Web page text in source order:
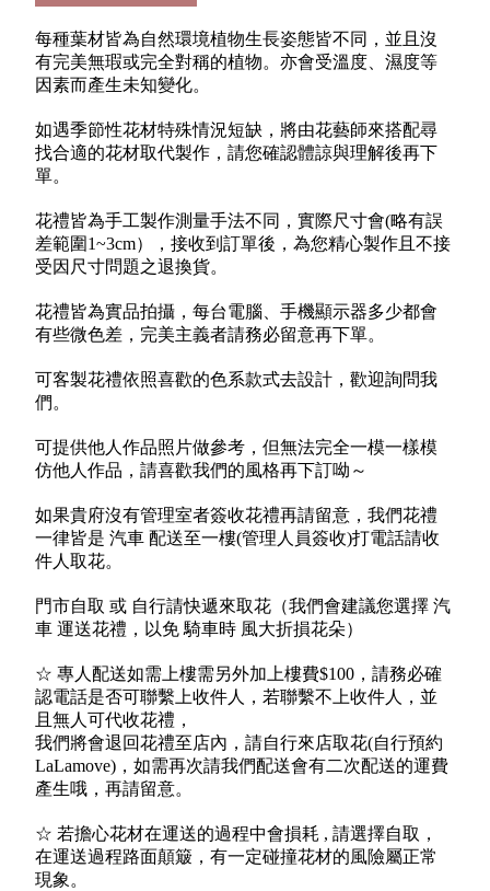
每種葉材皆為自然環境植物生長姿態皆不同，並且沒
有完美無瑕或完全對稱的植物。亦會受溫度、濕度等
因素而產生未知變化。
如遇季節性花材特殊情況短缺，將由花藝師來搭配尋
找合適的花材取代製作，請您確認體諒與理解後再下
單。
花禮皆為手工製作測量手法不同，實際尺寸會(略有誤
差範圍1~3cm），接收到訂單後，為您精心製作且不接
受因尺寸問題之退換貨。
花禮皆為實品拍攝，每台電腦、手機顯示器多少都會
有些微色差，完美主義者請務必留意再下單。
可客製花禮依照喜歡的色系款式去設計，歡迎詢問我
們。
可提供他人作品照片做參考，但無法完全一模一樣模
仿他人作品，請喜歡我們的風格再下訂呦～
如果貴府沒有管理室者簽收花禮再請留意，我們花禮
一律皆是 汽車 配送至一樓(管理人員簽收)打電話請收
件人取花。
門市自取 或 自行請快遞來取花（我們會建議您選擇 汽
車 運送花禮，以免 騎車時 風大折損花朵）
☆ 專人配送如需上樓需另外加上樓費$100，請務必確
認電話是否可聯繫上收件人，若聯繫不上收件人，並
且無人可代收花禮，
我們將會退回花禮至店內，請自行來店取花(自行預約
LaLamove)，如需再次請我們配送會有二次配送的運費
產生哦，再請留意。
☆ 若擔心花材在運送的過程中會損耗 , 請選擇自取，
在運送過程路面顛簸，有一定碰撞花材的風險屬正常
現象。